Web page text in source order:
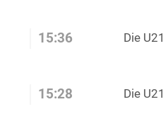
15:36 Die
15:28 Die